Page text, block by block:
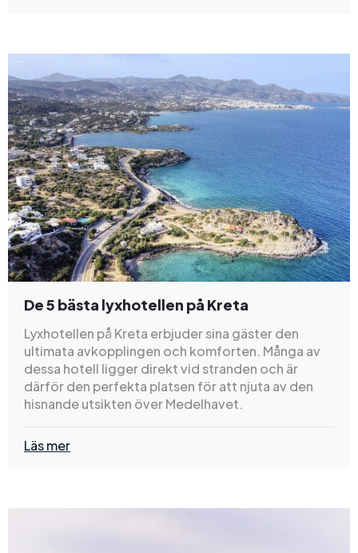
De 5 bästa lyxhotellen på Kreta
Lyxhotellen på Kreta erbjuder sina gäster den
ultimata avkopplingen och komforten. Många av
dessa hotell ligger direkt vid stranden och är
därför den perfekta platsen för att njuta av den
hisnande utsikten över Medelhavet.
Läs mer